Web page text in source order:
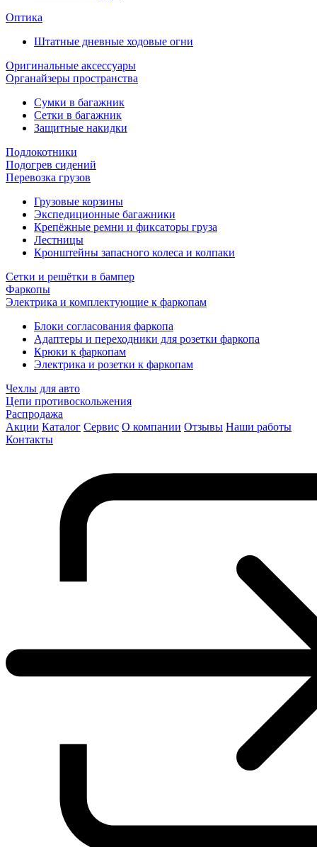
Оптика
Штатные дневные ходовые огни
Оригинальные аксессуары
Органайзеры пространства
Сумки в багажник
Сетки в багажник
Защитные накидки
Подлокотники
Подогрев сидений
Перевозка грузов
Грузовые корзины
Экспедиционные багажники
Крепёжные ремни и фиксаторы груза
Лестницы
Кронштейны запасного колеса и колпаки
Сетки и решётки в бампер
Фаркопы
Электрика и комплектующие к фаркопам
Блоки согласования фаркопа
Адаптеры и переходники для розетки фаркопа
Крюки к фаркопам
Электрика и розетки к фаркопам
Чехлы для авто
Цепи противоскольжения
Распродажа
Акции Каталог Сервис О компании Отзывы Наши работы
Контакты